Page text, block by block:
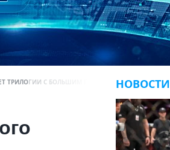
ТРИЛОГИИ С БОЛЬШИМ ГОНОРАРОМНОВОСТИ